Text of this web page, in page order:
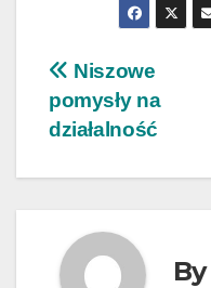
Nawigacja
wpisu
Niszowe
pomysły na
działalność
By